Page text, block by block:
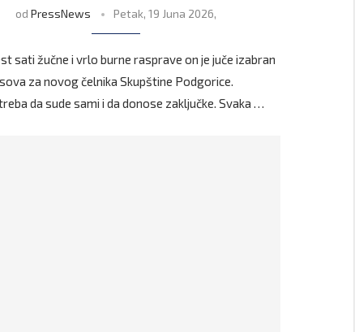
od PressNews Petak, 19 Juna 2026,
sati žučne i vrlo burne rasprave on je juče izabran
za novog čelnika Skupštine Podgorice.
da sude sami i da donose zaključke. Svaka …